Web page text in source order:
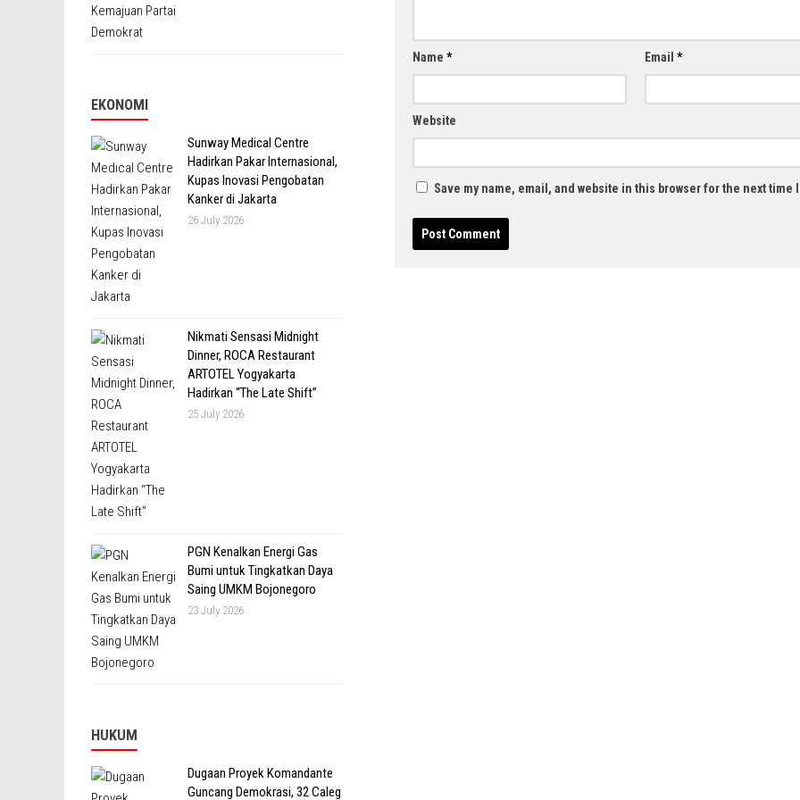
Name * Email *
Website
Save my name, email, and website in this browser for the next time
EKONOMI
Sunway Medical Centre
Hadirkan Pakar Internasional,
Kupas Inovasi Pengobatan
Kanker di Jakarta
26 July 2026
Nikmati Sensasi Midnight
Dinner, ROCA Restaurant
ARTOTEL Yogyakarta
Hadirkan “The Late Shift”
25 July 2026
PGN Kenalkan Energi Gas
Bumi untuk Tingkatkan Daya
Saing UMKM Bojonegoro
23 July 2026
HUKUM
Dugaan Proyek Komandante
Guncang Demokrasi, 32 Caleg